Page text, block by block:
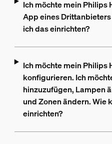
Ich möchte mein Philips
App eines
ich das einrichten?
Ich möchte mein Philips
konfigurieren. Ich
hinzuzufügen, Lampen
und Zonen ändern. Wie
einrichten?